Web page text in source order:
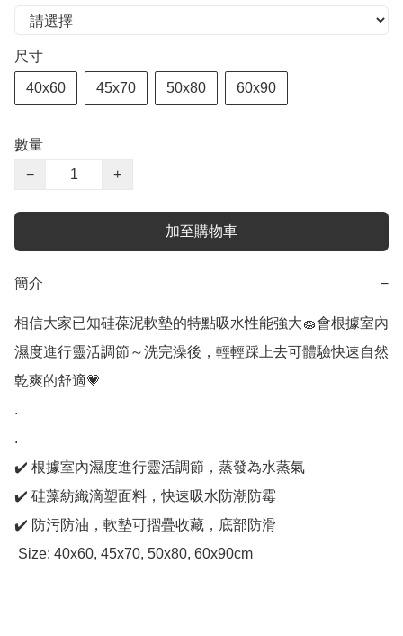
尺寸
40x60 45x70 50x80 60x90
數量
−
+
加至購物車
簡介 −
相信大家已知硅葆泥軟墊的特點吸水性能強大🧽會根據室內
濕度進行靈活調節～洗完澡後，輕輕踩上去可體驗快速自然
乾爽的舒適💗
.
.
✔️ 根據室內濕度進行靈活調節，蒸發為水蒸氣
✔️ 硅藻紡織滴塑面料，快速吸水防潮防霉
✔️ 防污防油，軟墊可摺疊收藏，底部防滑
Size: 40x60, 45x70, 50x80, 60x90cm